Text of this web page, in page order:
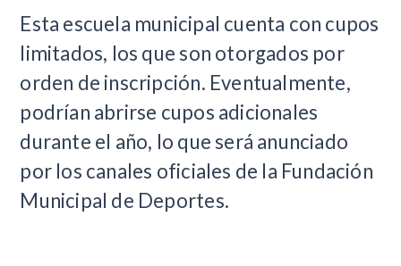
Esta escuela municipal cuenta con cupos
limitados, los que son otorgados por
orden de inscripción. Eventualmente,
podrían abrirse cupos adicionales
durante el año, lo que será anunciado
por los canales oficiales de la Fundación
Municipal de Deportes.